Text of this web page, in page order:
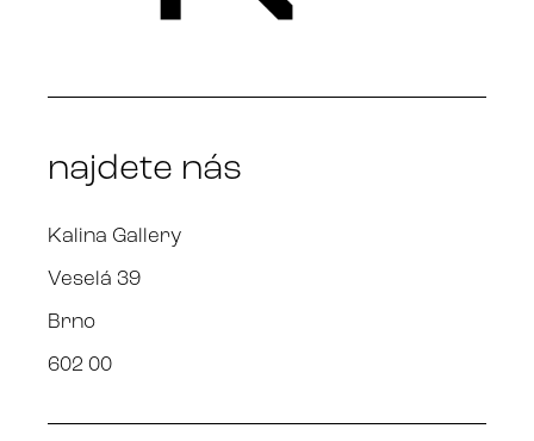
najdete nás
Kalina Gallery
Veselá 39
Brno
602 00